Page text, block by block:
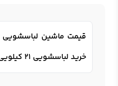
خرید لباسشویی 21 کیلویی درب از بالا